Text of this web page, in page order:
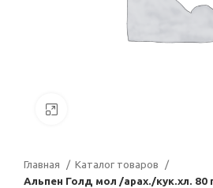
Главная
Каталог товаров
Альпен Голд мол /арах./кук.хл. 80